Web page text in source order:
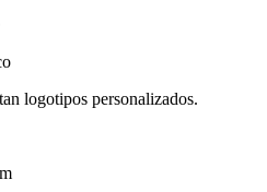
logotipos personalizados.